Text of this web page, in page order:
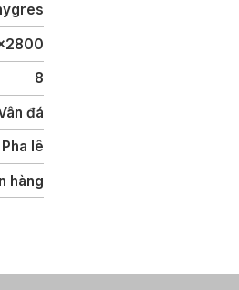
8
đá
Pha lê
hàng